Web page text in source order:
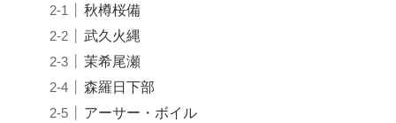
秋樽桜備
武久火縄
茉希尾瀬
森羅日下部
アーサー・ボイル